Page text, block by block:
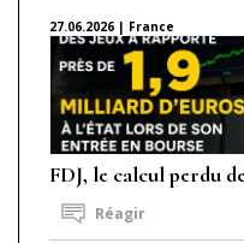
27.06.2026 | France
FDJ, le calcul perdu
Réagir